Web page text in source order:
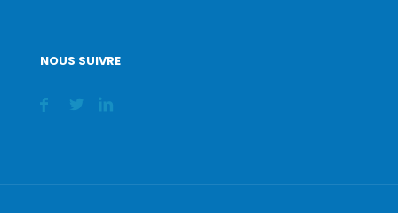
NOUS SUIVRE